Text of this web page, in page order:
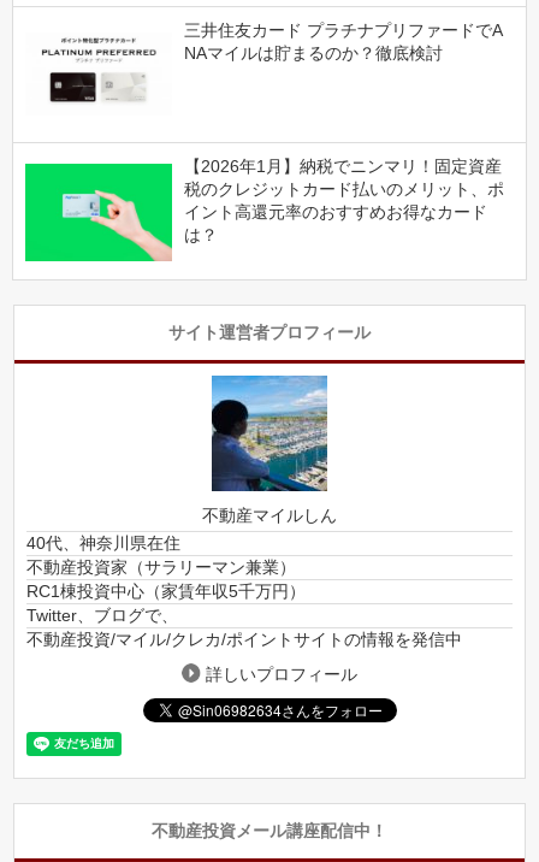
三井住友カード プラチナプリファードでA
NAマイルは貯まるのか？徹底検討
【2026年1月】納税でニンマリ！固定資産
税のクレジットカード払いのメリット、ポ
イント高還元率のおすすめお得なカード
は？
サイト運営者プロフィール
不動産マイルしん
40代、神奈川県在住
不動産投資家（サラリーマン兼業）
RC1棟投資中心（家賃年収5千万円）
Twitter、ブログで、
不動産投資/マイル/クレカ/ポイントサイトの情報を発信中
詳しいプロフィール
不動産投資メール講座配信中！